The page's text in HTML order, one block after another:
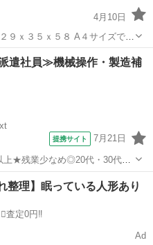
4月10日
深さもいろいろあり便利です、 画像でご判断ください、
ラッピング用品 ケース
遣社員≫機械操作・製造補
提携サイト 7月21日
上★残業少なめ◎20代・30代・
業★食堂利用可◎マイカー通勤
のお仕事 ◇
他
整理】眠っている人形あり
査定0円‼️
Ad